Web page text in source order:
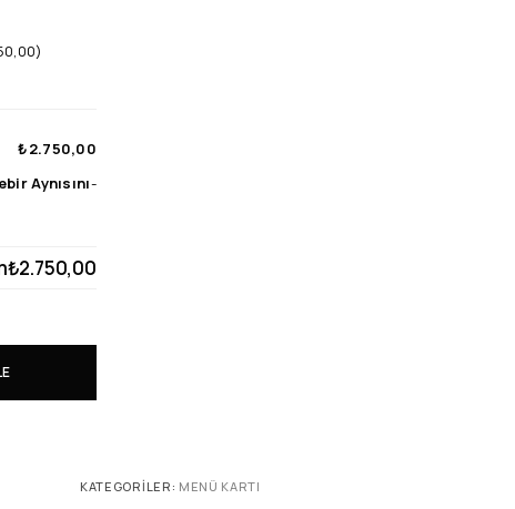
)
₺2.750,00
Aynısını-
₺2.750,00
KATEGORILER: MENÜ KARTI